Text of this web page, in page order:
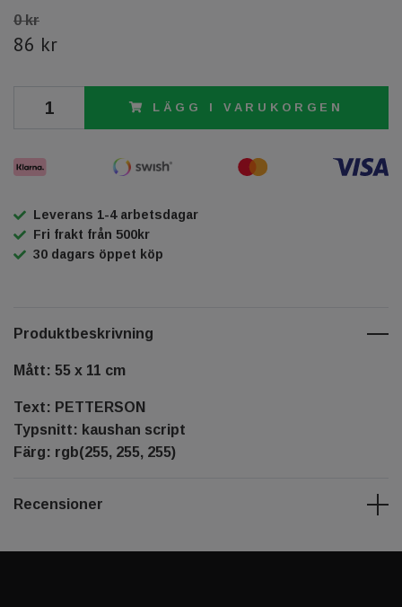
0 kr
86 kr
LÄGG I VARUKORGEN
Leverans 1-4 arbetsdagar
Fri frakt från 500kr
30 dagars öppet köp
Produktbeskrivning
Mått: 55 x 11 cm
Text: PETTERSON
Typsnitt: kaushan script
Färg: rgb(255, 255, 255)
Recensioner